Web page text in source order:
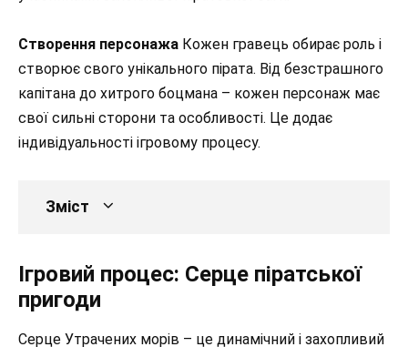
Створення персонажа Кожен гравець обирає роль і
створює свого унікального пірата. Від безстрашного
капітана до хитрого боцмaна – кожен персонаж має
свої сильні сторони та особливості. Це додає
індивідуальності ігровому процесу.
Зміст
Ігровий процес: Серце піратської
пригоди
Серце Утрачених морів – це динамічний і захопливий